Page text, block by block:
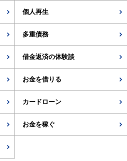
個人再生
多重債務
借金返済の体験談
お金を借りる
カードローン
お金を稼ぐ